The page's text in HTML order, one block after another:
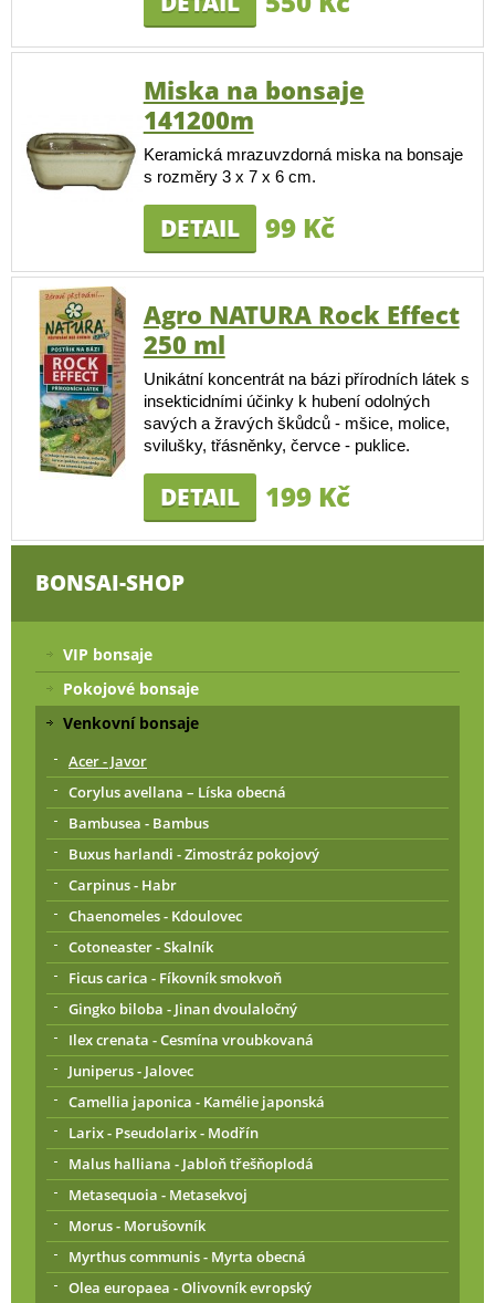
Miska na bonsaje
141200m
Keramická mrazuvzdorná miska na bonsaje
s rozměry 3 x 7 x 6 cm.
DETAIL 99 Kč
Agro NATURA Rock Effect
250 ml
Unikátní koncentrát na bázi přírodních látek s
insekticidními účinky k hubení odolných
savých a žravých škůdců - mšice, molice,
svilušky, třásněnky, červce - puklice.
DETAIL 199 Kč
BONSAI-SHOP
VIP bonsaje
Pokojové bonsaje
Venkovní bonsaje
Acer - Javor
Corylus avellana – Líska obecná
Bambusea - Bambus
Buxus harlandi - Zimostráz pokojový
Carpinus - Habr
Chaenomeles - Kdoulovec
Cotoneaster - Skalník
Ficus carica - Fíkovník smokvoň
Gingko biloba - Jinan dvoulaločný
Ilex crenata - Cesmína vroubkovaná
Juniperus - Jalovec
Camellia japonica - Kamélie japonská
Larix - Pseudolarix - Modřín
Malus halliana - Jabloň třešňoplodá
Metasequoia - Metasekvoj
Morus - Morušovník
Myrthus communis - Myrta obecná
Olea europaea - Olivovník evropský